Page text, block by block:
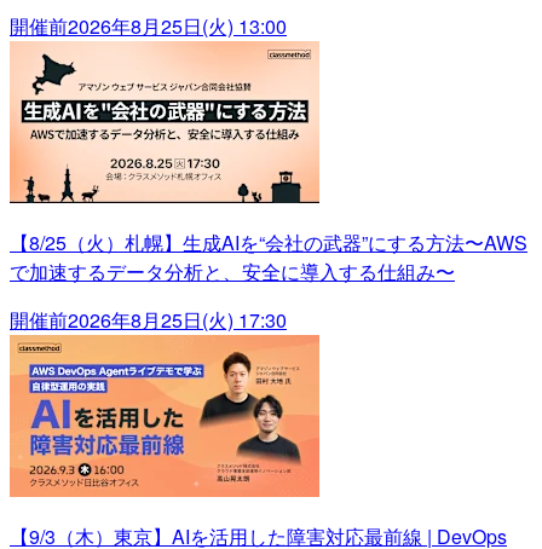
開催前2026年8月25日(火) 13:00
【8/25（火）札幌】生成AIを“会社の武器”にする方法〜AWS
で加速するデータ分析と、安全に導入する仕組み〜
開催前2026年8月25日(火) 17:30
【9/3（木）東京】AIを活用した障害対応最前線 | DevOps